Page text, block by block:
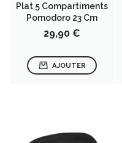
Plat 5 Compartiments
Pomodoro 23 Cm
Prix
29,90 €
AJOUTER